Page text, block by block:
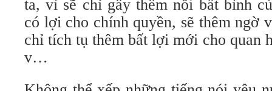
ta, vì sẽ chỉ gây thêm nỗi bất bình
có lợi cho chính quyền, sẽ thêm ngờ
chỉ tích tụ thêm bất lợi mới cho
v…